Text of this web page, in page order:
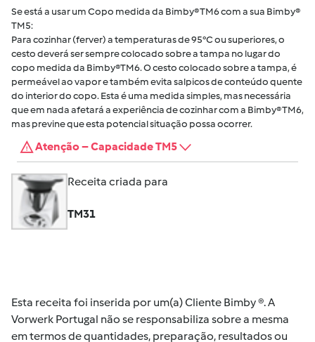
Se está a usar um Copo medida da Bimby® TM6 com a sua Bimby®
TM5:
Para cozinhar (ferver) a temperaturas de 95°C ou superiores, o
cesto deverá ser sempre colocado sobre a tampa no lugar do
copo medida da Bimby®TM6. O cesto colocado sobre a tampa, é
permeável ao vapor e também evita salpicos de conteúdo quente
do interior do copo. Esta é uma medida simples, mas necessária
que em nada afetará a experiência de cozinhar com a Bimby® TM6,
mas previne que esta potencial situação possa ocorrer.
Atenção – Capacidade TM5
Receita criada para
TM31
Esta receita foi inserida por um(a) Cliente Bimby ®. A
Vorwerk Portugal não se responsabiliza sobre a mesma
em termos de quantidades, preparação, resultados ou